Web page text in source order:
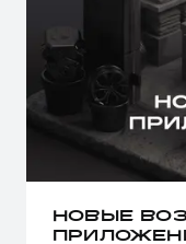
НОВЫЕ